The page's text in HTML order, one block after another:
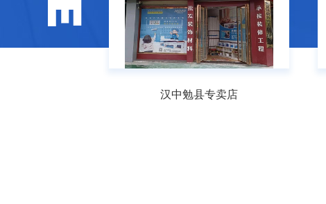
汉中勉县专卖店